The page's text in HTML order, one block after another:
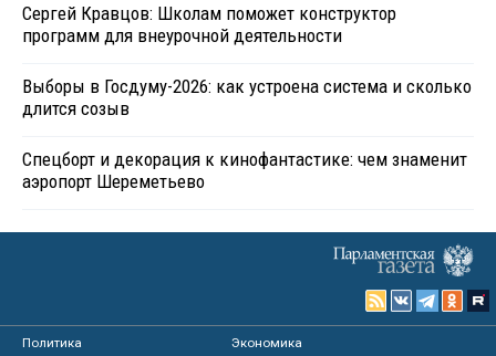
Сергей Кравцов: Школам поможет конструктор
программ для внеурочной деятельности
Выборы в Госдуму-2026: как устроена система и сколько
длится созыв
Спецборт и декорация к кинофантастике: чем знаменит
аэропорт Шереметьево
Политика
Экономика